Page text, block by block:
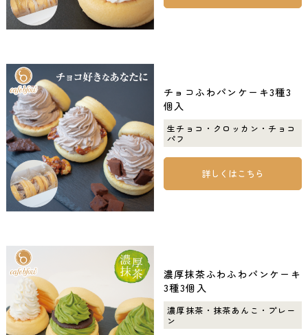
チョコふわパンケーキ3種3
個入
生チョコ・クロッカン・チョコ
パフ
詳しくはこちら
濃厚抹茶ふわふわパンケーキ
3種3個入
濃厚抹茶・抹茶あんこ・プレー
ン